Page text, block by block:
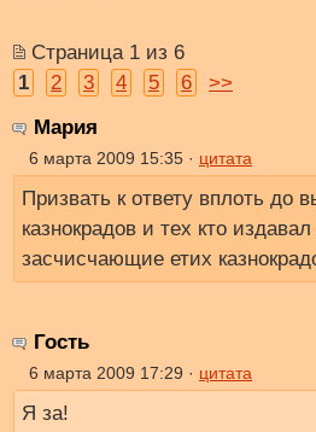
Страница 1 из 6
1
2 3 4 5 6
>>
Мария
6 марта 2009 15:35 · цитата
Призвать к ответу вплоть до
казнокрадов и тех кто
засчисчающие етих
Гость
6 марта 2009 17:29 · цитата
Я за!